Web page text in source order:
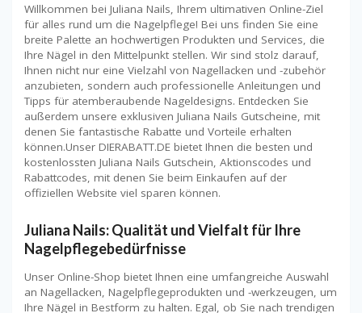
Willkommen bei Juliana Nails, Ihrem ultimativen Online-Ziel
für alles rund um die Nagelpflege! Bei uns finden Sie eine
breite Palette an hochwertigen Produkten und Services, die
Ihre Nägel in den Mittelpunkt stellen. Wir sind stolz darauf,
Ihnen nicht nur eine Vielzahl von Nagellacken und -zubehör
anzubieten, sondern auch professionelle Anleitungen und
Tipps für atemberaubende Nageldesigns. Entdecken Sie
außerdem unsere exklusiven Juliana Nails Gutscheine, mit
denen Sie fantastische Rabatte und Vorteile erhalten
können.Unser DIERABATT.DE bietet Ihnen die besten und
kostenlossten Juliana Nails Gutschein, Aktionscodes und
Rabattcodes, mit denen Sie beim Einkaufen auf der
offiziellen Website viel sparen können.
Juliana Nails: Qualität und Vielfalt für Ihre
Nagelpflegebedürfnisse
Unser Online-Shop bietet Ihnen eine umfangreiche Auswahl
an Nagellacken, Nagelpflegeprodukten und -werkzeugen, um
Ihre Nägel in Bestform zu halten. Egal, ob Sie nach trendigen